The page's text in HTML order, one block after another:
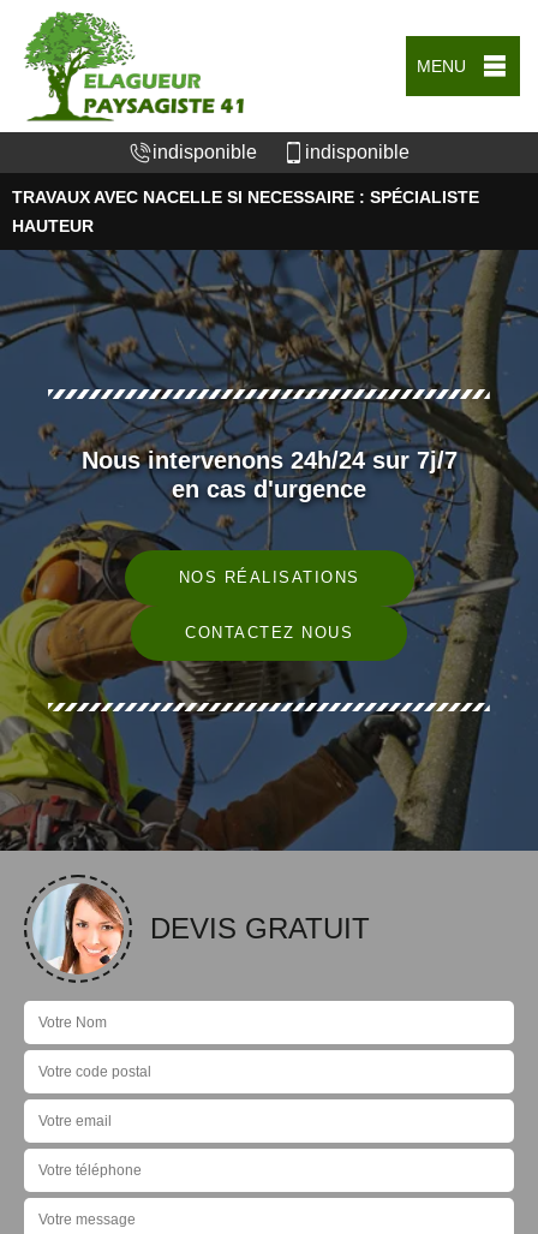
MENU
indisponible indisponible
TRAVAUX AVEC NACELLE SI NECESSAIRE : SPÉCIALISTE
HAUTEUR
Nous intervenons 24h/24 sur 7j/7
en cas d'urgence
NOS RÉALISATIONS
CONTACTEZ NOUS
DEVIS GRATUIT